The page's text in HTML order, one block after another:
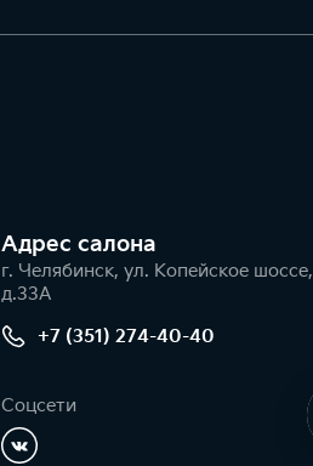
Адрес салонa
г. Челябинск, ул. Копейское шоссе,
д.33А
+7 (351) 274-40-40
Соцсети